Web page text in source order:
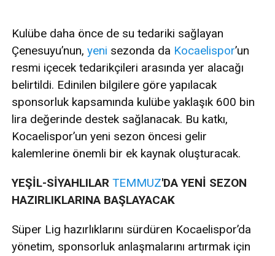
Kulübe daha önce de su tedariki sağlayan
Çenesuyu’nun, yeni sezonda da Kocaelispor’un
resmi içecek tedarikçileri arasında yer alacağı
belirtildi. Edinilen bilgilere göre yapılacak
sponsorluk kapsamında kulübe yaklaşık 600 bin
lira değerinde destek sağlanacak. Bu katkı,
Kocaelispor’un yeni sezon öncesi gelir
kalemlerine önemli bir ek kaynak oluşturacak.
YEŞİL-SİYAHLILAR TEMMUZ'DA YENİ SEZON
HAZIRLIKLARINA BAŞLAYACAK
Süper Lig hazırlıklarını sürdüren Kocaelispor’da
yönetim, sponsorluk anlaşmalarını artırmak için